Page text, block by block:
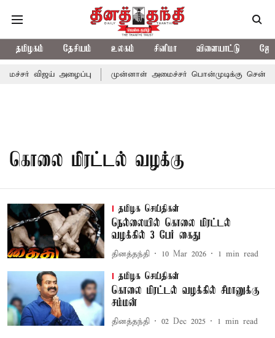
தமிழகம் தேசியம் உலகம் சினிமா விளையாட்டு
விஜய் அழைப்பு முன்னாள் அமைச்சர் பொன்முடிக்கு சென்னை
கொலை மிரட்டல் வழக்கு
தமிழக செய்திகள்
நெல்லையில் கொலை மிரட்டல்
வழக்கில் 3 பேர் கைது
தினத்தந்தி 10 Mar 2026 1 min read
தமிழக செய்திகள்
கொலை மிரட்டல் வழக்கில் சீமானுக்கு
சம்மன்
தினத்தந்தி 02 Dec 2025 1 min read